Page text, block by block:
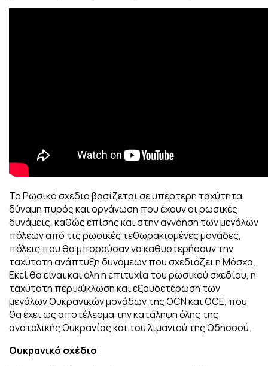
Το Ρωσικό σχέδιο βασίζεται σε υπέρτερη ταχύτητα,
δύναμη πυρός και οργάνωση που έχουν οι ρωσικές
δυνάμεις, καθώς επίσης και στην αγνόηση των μεγάλων
πόλεων από τις ρωσικές τεθωρακισμένες μονάδες,
πόλεις που θα μπορούσαν να καθυστερήσουν την
ταχύτατη ανάπτυξη δυνάμεων που σχεδιάζει η Μόσχα.
Εκεί θα είναι και όλη η επιτυχία του ρωσικού σχεδίου, η
ταχύτατη περικύκλωση και εξουδετέρωση των
μεγάλων Ουκρανικών μονάδων της OCN και OCE, που
θα έχει ως αποτέλεσμα την κατάληψη όλης της
ανατολικής Ουκρανίας και του λιμανιού της Οδησσού.
Ουκρανικό σχέδιο